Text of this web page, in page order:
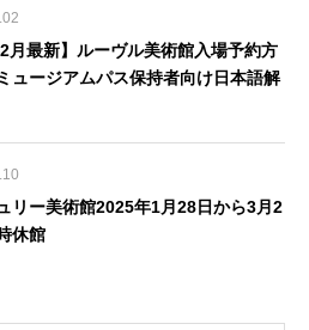
2月最新】ルーヴル美術館入場予約方
ュージアムパス保持者向け日本語解
リー美術館2025年1月28日から3月2
休館